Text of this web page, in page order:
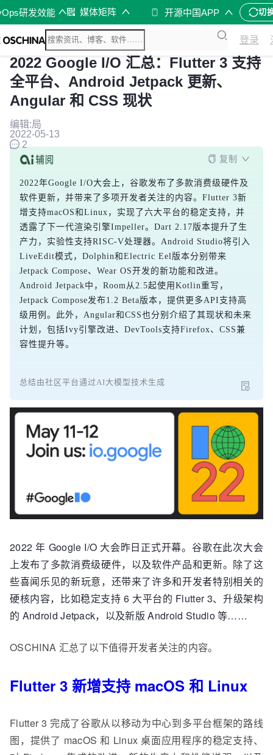
研发效能 媒体矩阵 开源中国APP 切
登录
2022 Google I/O 汇总：Flutter 3 支持
全平台、Android Jetpack 更新、
Angular 和 CSS 现状
编辑:局
2022-05-13
2
复制
2022年Google I/O大会上，谷歌发布了多款消费级硬件及
软件更新，并带来了多项开发者关注的内容。Flutter 3新
增支持macOS和Linux，实现了六大平台的稳定支持，并
透露了下一代渲染引擎Impeller。Dart 2.17版本提升了生
产力，实验性支持RISC-V处理器。Android Studio将引入
LiveEdit模式，Dolphin和Electric Eel版本分别带来
Jetpack Compose、Wear OS开发的新功能和改进。
Android Jetpack中，Room从2.5起使用Kotlin重写，
Jetpack Compose发布1.2 Beta版本，提供更多API支持高
级用例。此外，Angular和CSS也分别介绍了其现状和未来
计划，包括Ivy引擎改进、DevTools支持Firefox、CSS兼
容性提升等。
总结由社区平台通过AI大模型技术生成
2022 年 Google I/O 大会昨日正式开幕。谷歌在此次大会
上发布了多款消费级硬件，以及软件产品和更新。除了这
些喜闻乐见的新玩意，还带来了许多和开发者特别相关的
硬核内容，比如稳定支持 6 大平台的 Flutter 3、升级架构
的 Android Jetpack，以及新版 Android Studio 等……
OSCHINA 汇总了以下值得开发者关注的内容。
Flutter 3 新增支持 macOS 和 Linux
Flutter 3 完成了谷歌从以移动为中心到多平台框架的路线
图，提供了 macOS 和 Linux 桌面应用程序的稳定支持、